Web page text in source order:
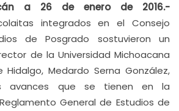
a 26 de enero de 2016.-
integrados en el Consejo
de Posgrado sostuvieron un
de la Universidad Michoacana
Medardo Serna González,
avances que se tienen en la
General de Estudios de